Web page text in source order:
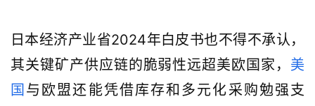
日本经济产业省2024年白皮书也不得不承认，
其关键矿产供应链的脆弱性远超美欧国家， 美
国 与欧盟还能凭借库存和多元化采购勉强支